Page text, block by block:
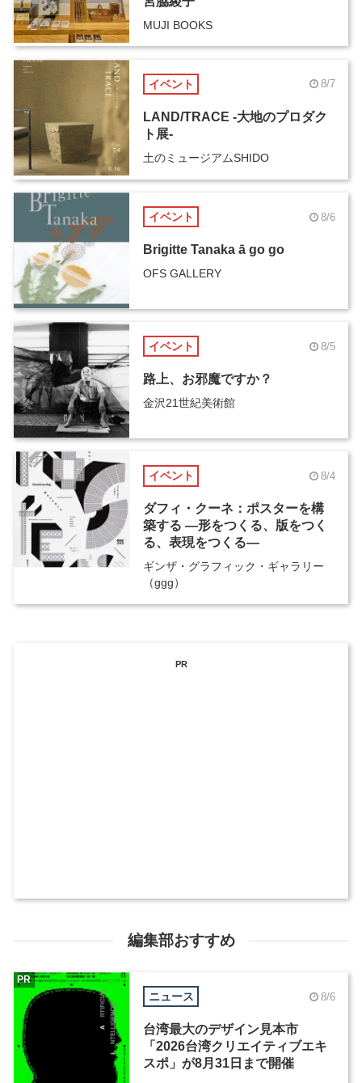
MUJI BOOKS
イベント 8/7
LAND/TRACE -大地のプロダク
ト展-
土のミュージアムSHIDO
イベント 8/6
Brigitte Tanaka ā go go
OFS GALLERY
イベント 8/5
路上、お邪魔ですか？
金沢21世紀美術館
イベント 8/4
ダフィ・クーネ：ポスターを構
築する ―形をつくる、版をつく
る、表現をつくる―
ギンザ・グラフィック・ギャラリー
（ggg）
PR
編集部おすすめ
ニュース 8/6
台湾最大のデザイン見本市
「2026台湾クリエイティブエキ
スポ」が8月31日まで開催
PR